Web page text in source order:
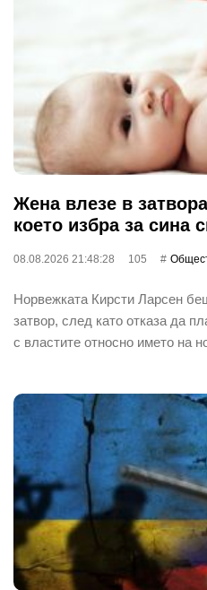
Жена влезе в
което избра за сина
08.08.2026 21:48:28 105
Норвежката Кирсти Ларсен
затвор, след като отказа да
с властите относно името на